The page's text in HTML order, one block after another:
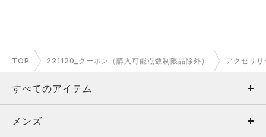
TOP 221120_クーポン（購入可能点数制限品除外） アクセサリ
すべてのアイテム
メンズ
メンズ